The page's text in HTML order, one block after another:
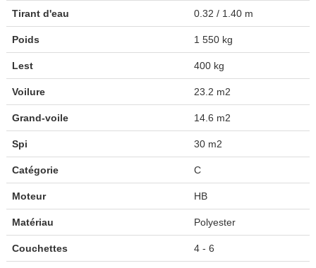
Tirant d'eau 0.32 / 1.40 m
Poids 1 550 kg
Lest 400 kg
Voilure 23.2 m2
Grand-voile 14.6 m2
Spi 30 m2
Catégorie C
Moteur HB
Matériau Polyester
Couchettes 4 - 6